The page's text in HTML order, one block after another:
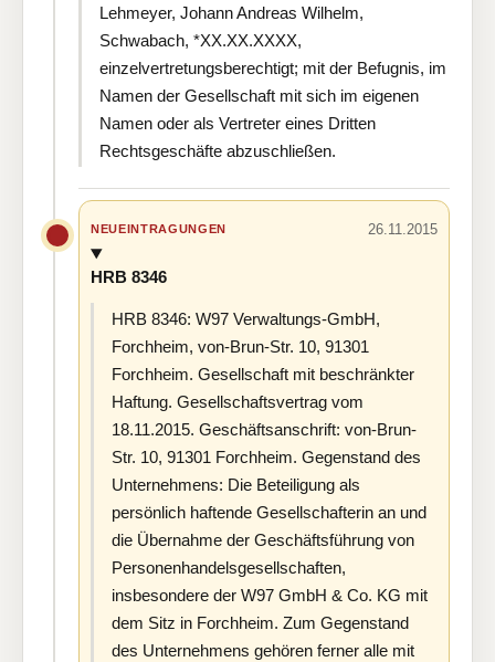
Lehmeyer, Johann Andreas Wilhelm,
Schwabach, *XX.XX.XXXX,
einzelvertretungsberechtigt; mit der Befugnis, im
Namen der Gesellschaft mit sich im eigenen
Namen oder als Vertreter eines Dritten
Rechtsgeschäfte abzuschließen.
NEUEINTRAGUNGEN 26.11.2015
HRB 8346
HRB 8346: W97 Verwaltungs-GmbH,
Forchheim, von-Brun-Str. 10, 91301
Forchheim. Gesellschaft mit beschränkter
Haftung. Gesellschaftsvertrag vom
18.11.2015. Geschäftsanschrift: von-Brun-
Str. 10, 91301 Forchheim. Gegenstand des
Unternehmens: Die Beteiligung als
persönlich haftende Gesellschafterin an und
die Übernahme der Geschäftsführung von
Personenhandelsgesellschaften,
insbesondere der W97 GmbH & Co. KG mit
dem Sitz in Forchheim. Zum Gegenstand
des Unternehmens gehören ferner alle mit